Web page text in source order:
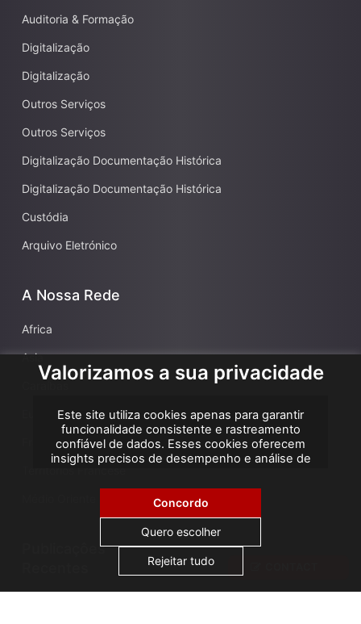
Auditoria & Formação
Digitalização
Digitalização
Outros Serviços
Outros Serviços
Digitalização Documentação Histórica
Digitalização Documentação Histórica
Custódia
Arquivo Eletrónico
A Nossa Rede
Africa
Asia
Europa
França
Territórios Francese
Publicaçôes
Valorizamos a sua privacidade
Este site utiliza cookies apenas para garantir
funcionalidade consistente e rastreamento
confiável de dados. Esses cookies oferecem
insights precisos de desempenho e análise de
experiência. Não utilizamos cookies para
publicidade ou remarketing, e nenhum dado
pessoal é vendido ou compartilhado com
terceiros. Ao clicar em "Aceitar todos", você
consente com o uso de cookies.
Concordo
Quero escolher
Rejeitar tudo